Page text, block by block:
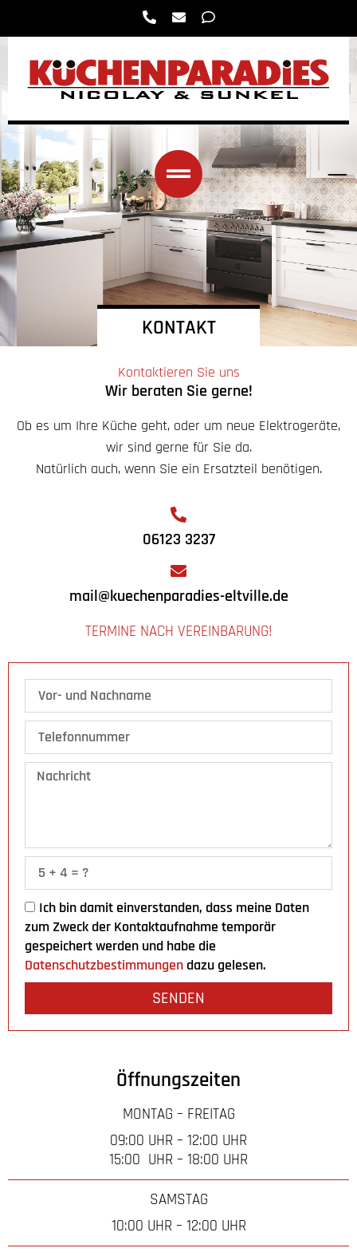
KONTAKT
Kontaktieren Sie uns
Wir beraten Sie gerne!
Ob es um Ihre Küche geht, oder um neue Elektrogeräte,
wir sind gerne für Sie da.
Natürlich auch, wenn Sie ein Ersatzteil benötigen.
06123 3237
mail@kuechenparadies-eltville.de
TERMINE NACH VEREINBARUNG!
Ich bin damit einverstanden, dass meine Daten
zum Zweck der Kontaktaufnahme temporär
gespeichert werden und habe die
Datenschutzbestimmungen dazu gelesen.
SENDEN
Öffnungszeiten
MONTAG – FREITAG
09:00 UHR – 12:00 UHR
15:00 UHR – 18:00 UHR
SAMSTAG
10:00 UHR – 12:00 UHR